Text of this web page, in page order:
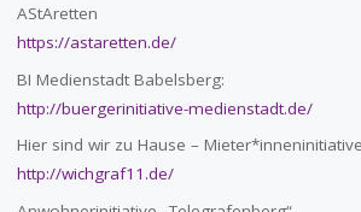
AStAretten
https://astaretten.de/
BI Medienstadt Babelsberg:
http://buergerinitiative-medienstadt.de/
Hier sind wir zu Hause –
http://wichgraf11.de/